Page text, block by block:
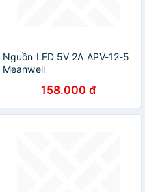
Nguồn LED 5V 2A APV-12-5
Meanwell
158.000 đ